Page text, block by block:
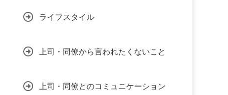
ライフスタイル
上司・同僚から言われたくないこと
上司・同僚とのコミュニケーション